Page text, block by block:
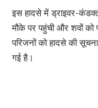
इस हादसे में ड्राइवर-
मौके पर पहुंची और शवों को
परिजनों को हादसे की
गई है।